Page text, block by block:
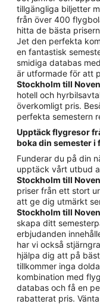
tillgängliga biljetter
från över 400
hitta de bästa
Jet den perfekta
en fantastisk
smidiga databas
är utformade för att
Stockholm till
hotell och
överkomligt pris.
perfekta semestern
Upptäck flygresor
boka din semester i
Funderar du på din
upptäck vårt utbud
Stockholm till
priser från ett stort
att ge dig utmärkt
Stockholm till
skapa ditt
erbjudanden
har vi också
hjälpa dig att på
tillkommer inga
kombination med
databas och få en
rabatterat pris.